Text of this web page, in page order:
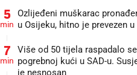
5
min
Ozlijeđeni muškarac
u Osijeku, hitno je prevezen
7
min
Više od 50 tijela raspadalo
pogrebnoj kući u SAD-u.
je nesnosan